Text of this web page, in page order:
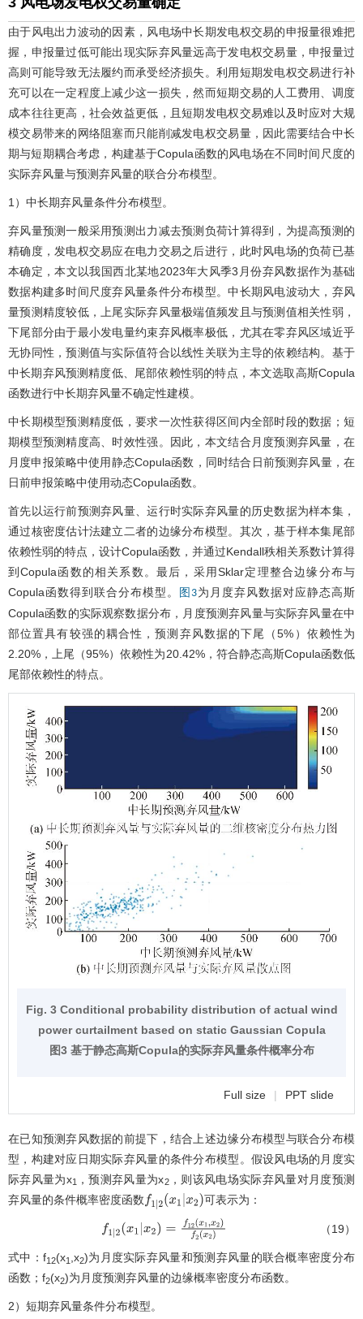
由于风电出力波动的因素，风电场中长期发电权交易的申报量很难把
握，申报量过低可能出现实际弃风量远高于发电权交易量，申报量过
高则可能导致无法履约而承受经济损失。利用短期发电权交易进行补
充可以在一定程度上减少这一损失，然而短期交易的人工费用、调度
成本往往更高，社会效益更低，且短期发电权交易难以及时应对大规
模交易带来的网络阻塞而只能削减发电权交易量，因此需要结合中长
期与短期耦合考虑，构建基于Copula函数的风电场在不同时间尺度的
实际弃风量与预测弃风量的联合分布模型。
1）中长期弃风量条件分布模型。
弃风量预测一般采用预测出力减去预测负荷计算得到，为提高预测的
精确度，发电权交易应在电力交易之后进行，此时风电场的负荷已基
本确定，本文以我国西北某地2023年大风季3月份弃风数据作为基础
数据构建多时间尺度弃风量条件分布模型。中长期风电波动大，弃风
量预测精度较低，上尾实际弃风量极端值频发且与预测值相关性弱，
下尾部分由于最小发电量约束弃风概率极低，尤其在零弃风区域近乎
无协同性，预测值与实际值符合以线性关联为主导的依赖结构。基于
中长期弃风预测精度低、尾部依赖性弱的特点，本文选取高斯Copula
函数进行中长期弃风量不确定性建模。
中长期模型预测精度低，要求一次性获得区间内全部时段的数据；短
期模型预测精度高、时效性强。因此，本文结合月度预测弃风量，在
月度申报策略中使用静态Copula函数，同时结合日前预测弃风量，在
日前申报策略中使用动态Copula函数。
首先以运行前预测弃风量、运行时实际弃风量的历史数据为样本集，
通过核密度估计法建立二者的边缘分布模型。其次，基于样本集尾部
依赖性弱的特点，设计Copula函数，并通过Kendall秩相关系数计算得
到Copula函数的相关系数。最后，采用Sklar定理整合边缘分布与
Copula函数得到联合分布模型。
图3为月度弃风数据对应静态高斯
Copula函数的实际观察数据分布，月度预测弃风量与实际弃风量在中
部位置具有较强的耦合性，预测弃风数据的下尾（5%）依赖性为
2.20%，上尾（95%）依赖性为20.42%，符合静态高斯Copula函数低
尾部依赖性的特点。
Fig. 3 Conditional probability distribution of actual wind
power curtailment based on static Gaussian Copula
图3 基于静态高斯Copula的实际弃风量条件概率分布
Full size | PPT slide
在已知预测弃风数据的前提下，结合上述边缘分布模型与联合分布模
型，构建对应日期实际弃风量的条件分布模型。假设风电场的月度实
际弃风量为x1 ，预测弃风量为x2，则该风电场实际弃风量对月度预测
弃风量的条件概率密度函数f1|2(x1| x2) 可表示为：
f1|2(x1|x2)= f12 (x1,x2)f2( （19）
式中：f12(x1 ,x2)为月度实际弃风量和预测弃风量的联合概率密度分布
函数；f2(x2)为月度预测弃风量的边缘概率密度分布函数。
2）短期弃风量条件分布模型。